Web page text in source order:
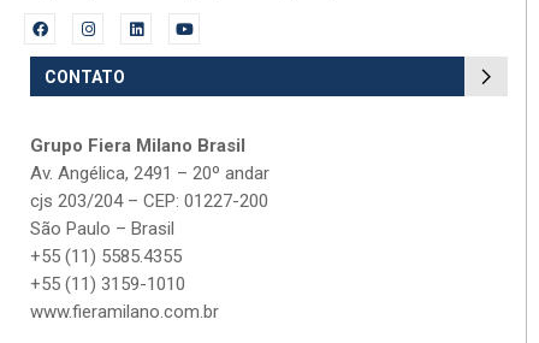
CONTATO
Grupo Fiera Milano Brasil
Av. Angélica, 2491 – 20º andar
cjs 203/204 – CEP: 01227-200
São Paulo – Brasil
+55 (11) 5585.4355
+55 (11) 3159-1010
www.fieramilano.com.br